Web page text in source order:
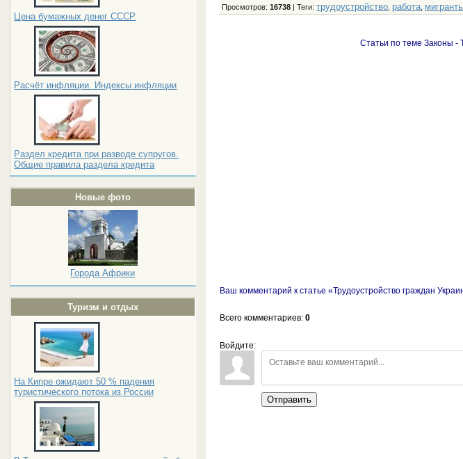
Цена бумажных денег СССР
Расчёт инфляции. Индексы инфляции
Раздел кредита при разводе супругов.
Общие правила раздела кредита
Новые фото
Города Африки
Туризм и отдых
На Кипре ожидают 50 % падения
туристического потока из России
Просмотров:16738 |Теги:трудоустройство ,работа
Статьи по теме Законы -
Ваш комментарий к статье «Трудоустройство граждан
Всего комментариев:0
Войдите:
Отправить